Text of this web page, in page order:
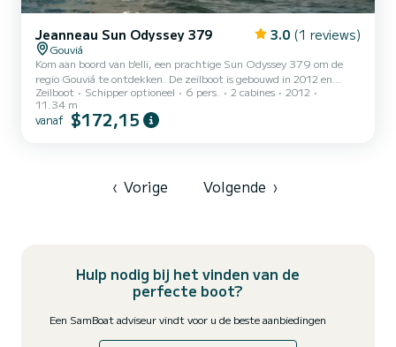
Jeanneau Sun Odyssey 379 3.0 (1 reviews)
Gouviá
Kom aan boord van b'elli, een prachtige Sun Odyssey 379 om de
regio Gouviá te ontdekken. De zeilboot is gebouwd in 2012 en
belooft een hoog niveau van comfort op zee. Wilt u een
onvergetelijke reis doorbrengen op deze zeilboot met een lengte
van 11 meter? U kunt met maximaal 6 personen aan boord komen
Zeilboot Schipper optioneel 6 pers. 2 cabines
2012
11.34 m
vanaf $172,15
‹ Vorige Volgende ›
Hulp nodig bij het vinden van de
perfecte boot?
Een SamBoat adviseur vindt voor u de beste aanbiedingen